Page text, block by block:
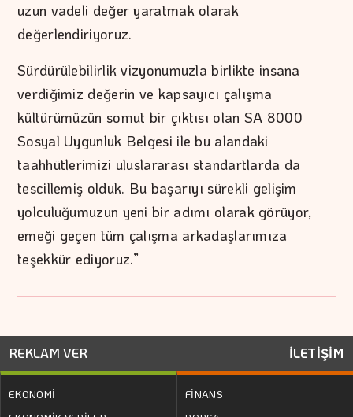
uzun vadeli değer yaratmak olarak
değerlendiriyoruz.
Sürdürülebilirlik vizyonumuzla birlikte insana
verdiğimiz değerin ve kapsayıcı çalışma
kültürümüzün somut bir çıktısı olan SA 8000
Sosyal Uygunluk Belgesi ile bu alandaki
taahhütlerimizi uluslararası standartlarda da
tescillemiş olduk. Bu başarıyı sürekli gelişim
yolculuğumuzun yeni bir adımı olarak görüyor,
emeği geçen tüm çalışma arkadaşlarımıza
teşekkür ediyoruz.”
REKLAM VER İLETİŞİM
EKONOMİ
FİNANS